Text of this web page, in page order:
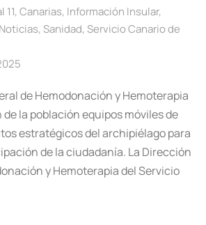
11, Canarias, Información Insular,
Noticias, Sanidad, Servicio Canario de
de Hemodonación y Hemoterapia
la población equipos móviles de
estratégicos del archipiélago para
de la ciudadanía. La Dirección
y Hemoterapia del Servicio